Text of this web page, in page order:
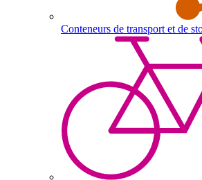
Conteneurs de transport et de